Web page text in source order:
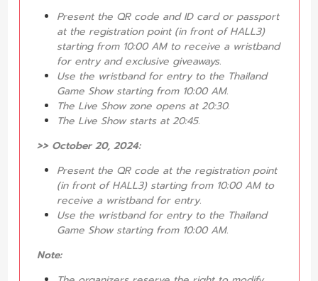
Present the QR code and ID card or passport
at the registration point (in front of HALL3)
starting from 10:00 AM to receive a wristband
for entry and exclusive giveaways.
Use the wristband for entry to the Thailand
Game Show starting from 10:00 AM.
The Live Show zone opens at 20:30.
The Live Show starts at 20:45.
>> October 20, 2024:
Present the QR code at the registration point
(in front of HALL3) starting from 10:00 AM to
receive a wristband for entry.
Use the wristband for entry to the Thailand
Game Show starting from 10:00 AM.
Note: